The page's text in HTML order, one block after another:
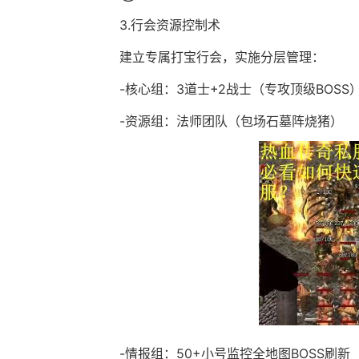
3.行会资源控制术
建立专属打宝行会，实施分层管理：
-核心组：3道士+2战士（专攻顶级BOSS
-资源组：法师团队（包场石墓阵烧猪）
-情报组：50+小号监控全地图BOSS刷新